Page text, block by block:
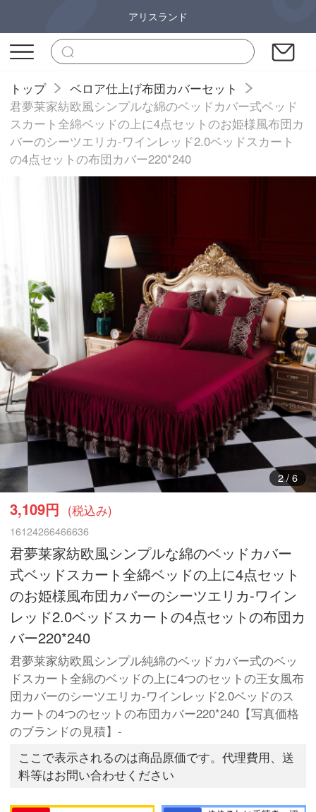
アリスランド
トップ
ベロア仕上げ布団カバーセット
君夢莱家紡欧風シンプルな綿のベッドカバー式ベッド
スカート全綿ベッドの上に4点セットのお姫様風布団カ
バーのシーツエリカ-ワインレッド2.0ベッドスカート
の4点セットの布団カバー220*240
3/ 6
3,109円 (税込み)
16124266466636
君夢莱家紡欧風シンプルな綿のベッドカバー
式ベッドスカート全綿ベッドの上に4点セット
のお姫様風布団カバーのシーツエリカ-ワイン
レッド2.0ベッドスカートの4点セットの布団カ
バー220*240
君夢莱家紡欧風シンプル純綿のベッドカバー式のベッ
ドスカート全綿のベッドの上に4つのセットの王女風布
団カバーのシーツエリカ-ワインレッド2.0ベッドのス
カートの4つのセットの布団カバー220*240【写真価格
のブランドの見積】-
ここで表示されるのは商品原価です。代理費用、送
料等はお問い合わせください